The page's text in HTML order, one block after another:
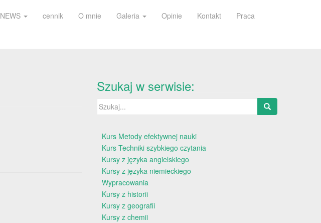
NEWS cennik O mnie Galeria Opinie Kontakt Praca
Szukaj w serwisie:
Szukaj:
Kurs Metody efektywnej nauki
Kurs Techniki szybkiego czytania
Kursy z języka angielskiego
Kursy z języka niemieckiego
Wypracowania
Kursy z historii
Kursy z geografii
Kursy z chemii